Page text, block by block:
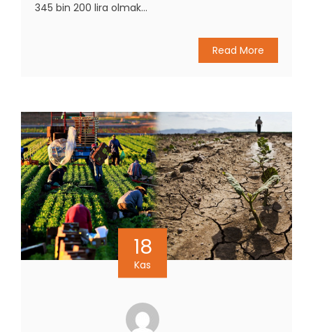
345 bin 200 lira olmak...
Read More
18
Kas